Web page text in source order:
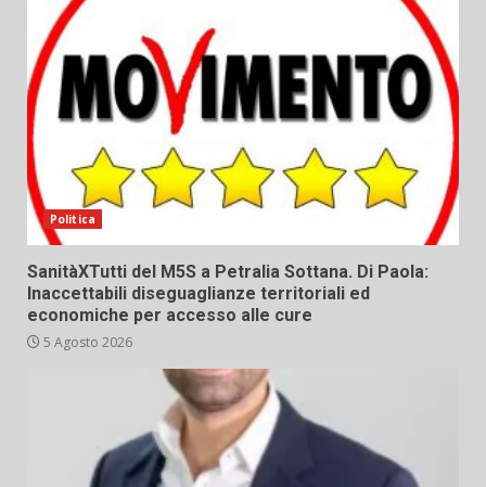
Politica
SanitàXTutti del M5S a Petralia Sottana. Di Paola:
Inaccettabili diseguaglianze territoriali ed
economiche per accesso alle cure
5 Agosto 2026